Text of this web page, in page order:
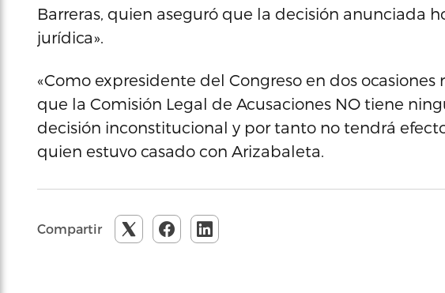
Barreras, quien aseguró que la decisión anunciada
jurídica».
«Como expresidente del Congreso en dos
que la Comisión Legal de Acusaciones NO tiene
decisión inconstitucional y por tanto no tendrá
quien estuvo casado con Arizabaleta.
Compartir